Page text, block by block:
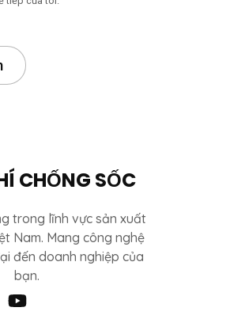
CHỐNG SỐC
trong lĩnh vực sản xuất
Nam. Mang công nghệ
đến doanh nghiệp của
bạn.